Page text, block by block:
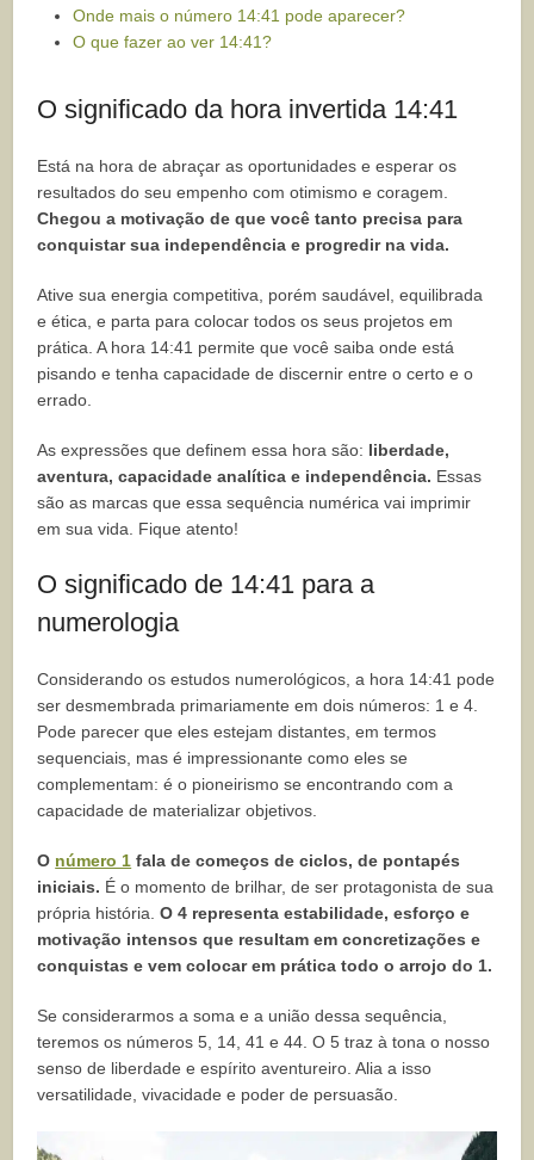
Onde mais o número 14:41 pode aparecer?
O que fazer ao ver 14:41?
O significado da hora invertida 14:41
Está na hora de abraçar as oportunidades e esperar os
resultados do seu empenho com otimismo e coragem.
Chegou a motivação de que você tanto precisa para
conquistar sua independência e progredir na vida.
Ative sua energia competitiva, porém saudável, equilibrada
e ética, e parta para colocar todos os seus projetos em
prática. A hora 14:41 permite que você saiba onde está
pisando e tenha capacidade de discernir entre o certo e o
errado.
As expressões que definem essa hora são: liberdade,
aventura, capacidade analítica e independência. Essas
são as marcas que essa sequência numérica vai imprimir
em sua vida. Fique atento!
O significado de 14:41 para a
numerologia
Considerando os estudos numerológicos, a hora 14:41 pode
ser desmembrada primariamente em dois números: 1 e 4.
Pode parecer que eles estejam distantes, em termos
sequenciais, mas é impressionante como eles se
complementam: é o pioneirismo se encontrando com a
capacidade de materializar objetivos.
O número 1 fala de começos de ciclos, de pontapés
iniciais. É o momento de brilhar, de ser protagonista de sua
própria história.O 4 representa estabilidade, esforço e
motivação intensos que resultam em concretizações e
conquistas e vem colocar em prática todo o arrojo do 1.
Se considerarmos a soma e a união dessa sequência,
teremos os números 5, 14, 41 e 44. O 5 traz à tona o nosso
senso de liberdade e espírito aventureiro. Alia a isso
versatilidade, vivacidade e poder de persuasão.